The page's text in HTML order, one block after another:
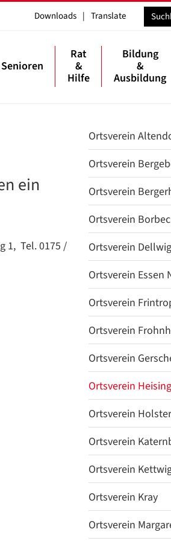
Downloads | Translate
Senioren
Rat
&
Hilfe
Bildung
&
Ausbildung
ein
1, Tel. 0175 /
Ortsverein
Ortsverein
Ortsverein
Ortsverein
Ortsverein Dellwig
Ortsverein Essen
Ortsverein
Ortsverein
Ortsverein
Ortsverein
Ortsverein
Ortsverein
Ortsverein
Ortsverein Kray
Ortsverein